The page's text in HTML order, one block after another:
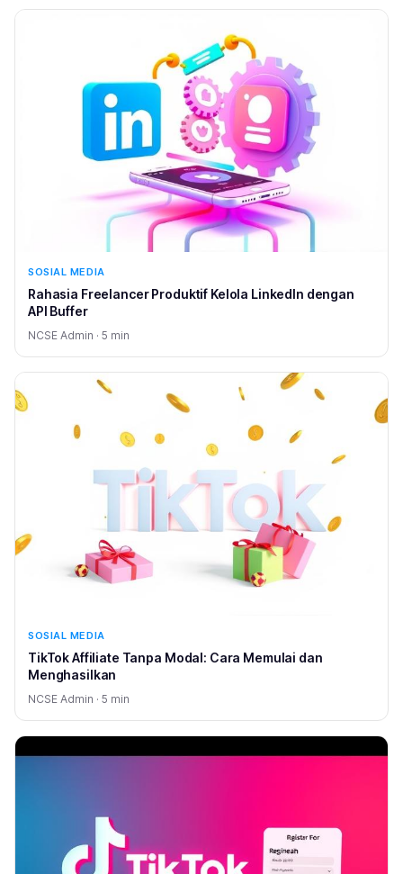
SOSIAL MEDIA
Rahasia Freelancer Produktif Kelola LinkedIn dengan
API Buffer
NCSE Admin · 5 min
SOSIAL MEDIA
TikTok Affiliate Tanpa Modal: Cara Memulai dan
Menghasilkan
NCSE Admin · 5 min